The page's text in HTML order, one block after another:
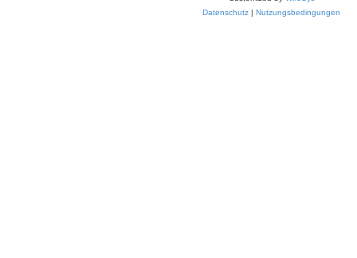
Datenschutz
Nutzungsbedingungen